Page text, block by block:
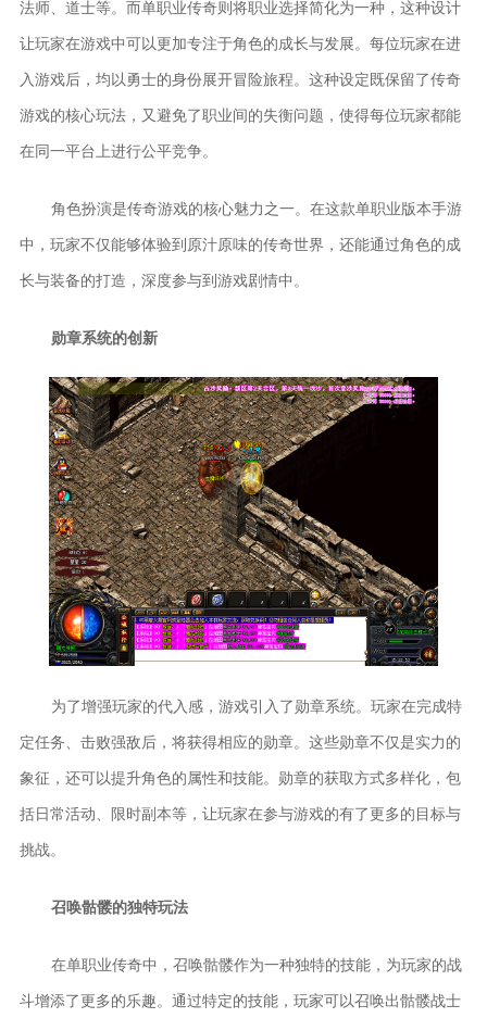
法师、道士等。而单职业传奇则将职业选择简化为一种，这种设计
让玩家在游戏中可以更加专注于角色的成长与发展。每位玩家在进
入游戏后，均以勇士的身份展开冒险旅程。这种设定既保留了传奇
游戏的核心玩法，又避免了职业间的失衡问题，使得每位玩家都能
在同一平台上进行公平竞争。
角色扮演是传奇游戏的核心魅力之一。在这款单职业版本手游
中，玩家不仅能够体验到原汁原味的传奇世界，还能通过角色的成
长与装备的打造，深度参与到游戏剧情中。
勋章系统的创新
为了增强玩家的代入感，游戏引入了勋章系统。玩家在完成特
定任务、击败强敌后，将获得相应的勋章。这些勋章不仅是实力的
象征，还可以提升角色的属性和技能。勋章的获取方式多样化，包
括日常活动、限时副本等，让玩家在参与游戏的有了更多的目标与
挑战。
召唤骷髅的独特玩法
在单职业传奇中，召唤骷髅作为一种独特的技能，为玩家的战
斗增添了更多的乐趣。通过特定的技能，玩家可以召唤出骷髅战士